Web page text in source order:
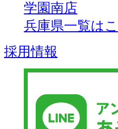
学園南店
兵庫県一覧は
採用情報